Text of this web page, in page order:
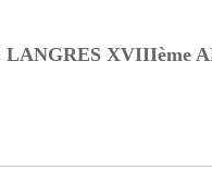
XVIIIème